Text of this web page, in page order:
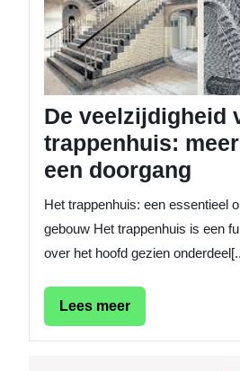
De veelzijdigheid
trappenhuis:
een doorgang
Het trappenhuis: een essentieel
gebouw Het trappenhuis is een
over het hoofd gezien
Lees meerLees
meer